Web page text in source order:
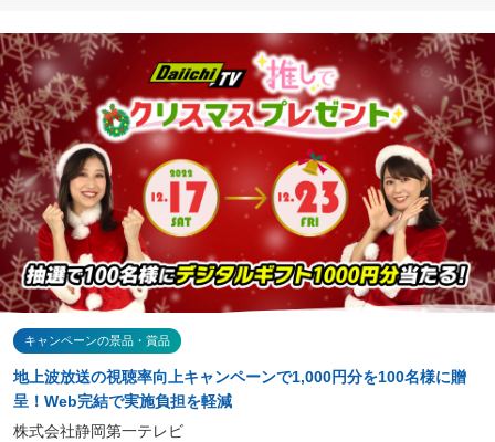
キャンペーンの景品・賞品
地上波放送の視聴率向上キャンペーンで1,000円分を100名様に贈
呈！Web完結で実施負担を軽減
株式会社静岡第一テレビ